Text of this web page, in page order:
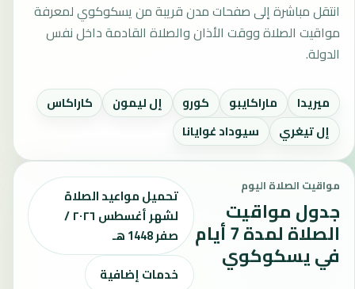
انتقل مباشرة إلى صفحات مدن قريبة من يسكوكوي لمعرفة
مواقيت الصلاة ووقت الأذان والصلاة القادمة داخل نفس
الدولة.
ميريدا ماراكايبو كورو إل ليمون
كاراكاس
إل تيغري
سيوداد غوايانا
مواقيت الصلاة اليوم
جدول مواقيت
الصلاة لمدة 7 أيام
في يسكوكوي
تحميل مواعيد الصلاة
لشهر أغسطس ٢٠٢٦ /
صفر 1448 هـ
خدمات إضافية